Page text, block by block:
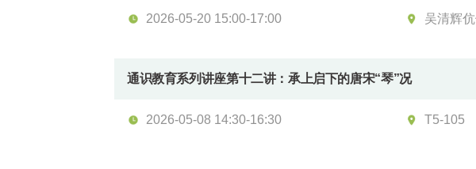
2026-05-20 15:00-17:00 吴清辉
通识教育系列讲座第十二讲：承上启下的唐宋“琴”况
2026-05-08 14:30-16:30 T5-105